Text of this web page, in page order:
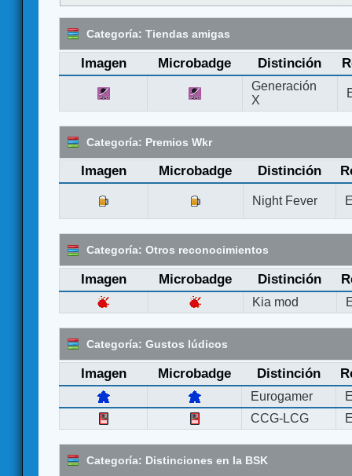
Categoría: Tiendas amigas
Imagen Microbadge Distinción
Generación
X
Categoría: Premios Wkr
Imagen Microbadge Distinción
Night Fever
Categoría: Otros reconocimientos
Imagen Microbadge Distinción
Kia mod
Categoría: Gustos lúdicos
Imagen Microbadge Distinción
Eurogamer
CCG-LCG
Categoría: Distinciones en la BSK